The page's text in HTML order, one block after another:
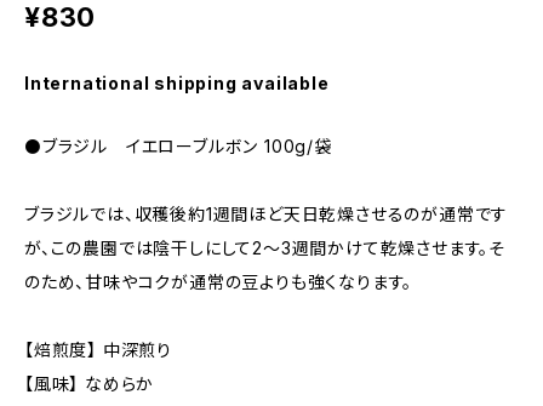
¥830
International shipping available
⚫ブラジル イエローブルボン 100g/袋
ブラジルでは、収穫後約1週間ほど天日乾燥させるのが通常です
が、この農園では陰干しにして2～3週間かけて乾燥させます。そ
のため、甘味やコクが通常の豆よりも強くなります。
【焙煎度】 中深煎り
【風味】 なめらか